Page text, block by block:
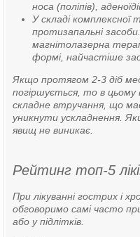
носа (поліпів),
У складі комплексної
протизапальні
магнітолазерна
формі, найчастіше
Якщо протягом 2-3 діб
погіршується, то в цьому
складне втручання, що має
уникнути ускладнення.
явищ не виникає.
Рейтинг топ-5
При лікуванні гострих і
обговоримо самі часто
або у підлітків.